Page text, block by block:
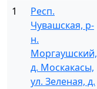
1
Респ.
Чувашская, р-
н.
Моргаушский,
д. Москакасы,
ул. Зеленая, д.